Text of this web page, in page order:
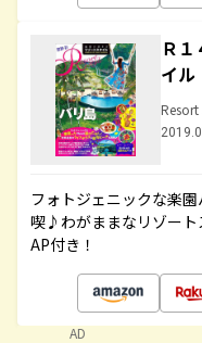
Ｒ
イ
Resort
フォトジェニックな楽
喫♪わがままなリゾート
AP付き！
AD